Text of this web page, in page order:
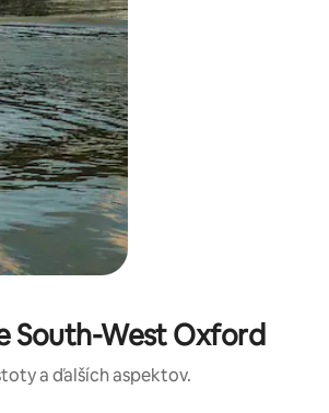
South-West Oxford
a ďalších aspektov.